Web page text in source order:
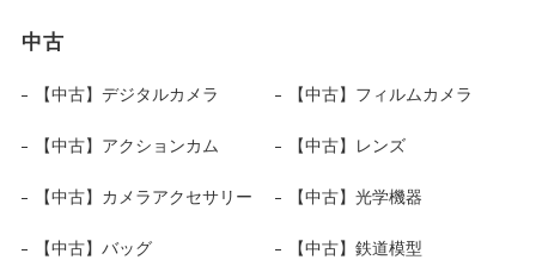
中古
【中古】デジタルカメラ 【中古】フィルムカメラ
【中古】アクションカム 【中古】レンズ
【中古】カメラアクセサリー 【中古】光学機器
【中古】バッグ 【中古】鉄道模型